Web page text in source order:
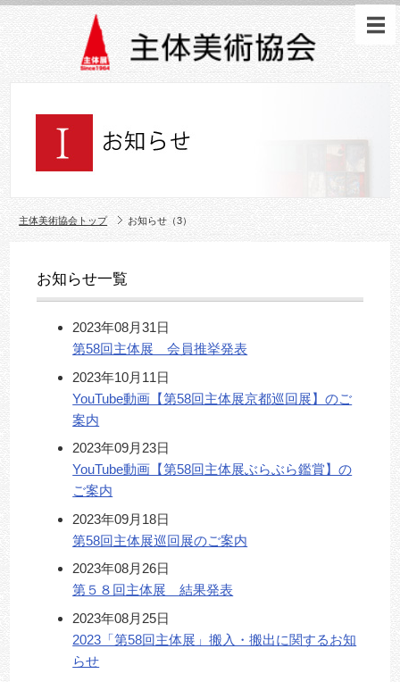
主体美術協会トップ お知らせ（3）
お知らせ一覧
2023年08月31日
第58回主体展 会員推挙発表
2023年10月11日
YouTube動画【第58回主体展京都巡回展】のご
案内
2023年09月23日
YouTube動画【第58回主体展ぶらぶら鑑賞】の
ご案内
2023年09月18日
第58回主体展巡回展のご案内
2023年08月26日
第５８回主体展 結果発表
2023年08月25日
2023「第58回主体展」搬入・搬出に関するお知
らせ